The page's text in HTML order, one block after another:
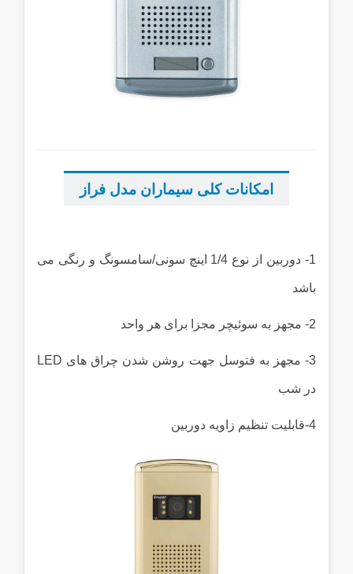
امکانات کلی سیماران مدل فراز
1- دوربین از نوع 1/4 اینچ سونی/سامسونگ و رنگی می
باشد
2- مجهز به سوئیچر مجزا برای هر واحد
3- مجهز به فتوسل جهت روشن شدن چراق های LED
در شب
4-قابلیت تنظیم زاویه دوربین